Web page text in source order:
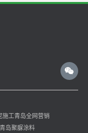
施工青岛全网营销
青岛聚脲涂料